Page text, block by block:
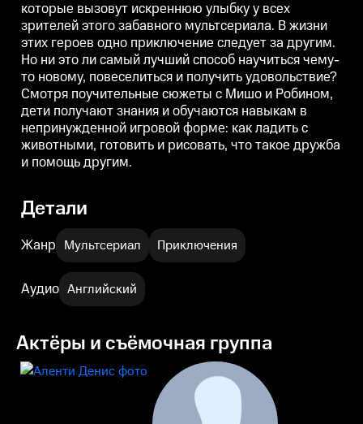
Робином, дети получают знания
и обучаются навыкам в
непринужденной игровой
форме: как ладить с животными,
готовить и рисовать, что такое
дружба и помощь другим.
Робином, дети получают знания
и обучаются навыкам в
непринужденной игровой
форме: как ладить с животными,
готовить и рисовать, что такое
дружба и помощь другим.
которые вызовут искреннюю улыбку у всех
зрителей этого забавного мультсериала. В жизни
этих героев одно приключение следует за другим.
Но ни это ли самый лучший способ научиться чему-
то новому, повеселиться и получить удовольствие?
Смотря поучительные сюжеты с Мишо и Робином,
дети получают знания и обучаются навыкам в
непринужденной игровой форме: как ладить с
животными, готовить и рисовать, что такое дружба
и помощь другим.
Детали
Жанр Мультсериал Приключения
Аудио Английский
Актёры и съёмочная группа